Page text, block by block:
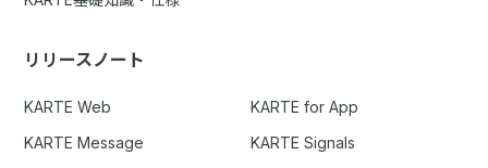
リリースノート
KARTE Web
KARTE for App
KARTE Message
KARTE Signals